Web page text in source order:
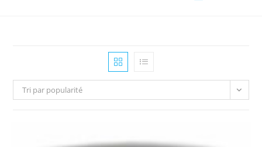
Tri par popularité